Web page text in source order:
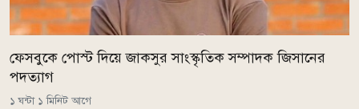
ফেসবুকে পোস্ট দিয়ে জাকসুর সাংস্কৃতিক সম্পাদক জিসানের
পদত্যাগ
১ ঘন্টা ১ মিনিট আগে